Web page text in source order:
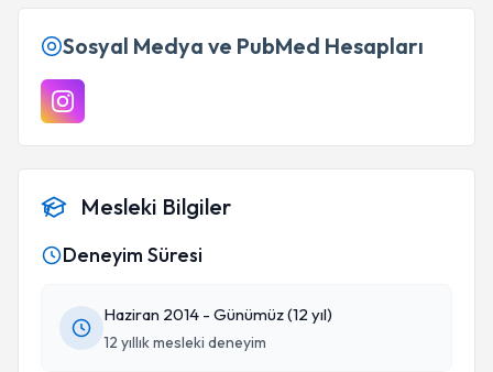
Sosyal Medya ve PubMed Hesapları
Mesleki Bilgiler
Deneyim Süresi
Haziran 2014 - Günümüz (12 yıl)
12 yıllık mesleki deneyim